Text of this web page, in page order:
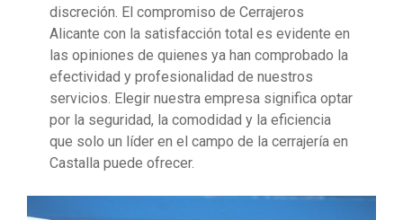
discreción. El compromiso de Cerrajeros
Alicante con la satisfacción total es evidente en
las opiniones de quienes ya han comprobado la
efectividad y profesionalidad de nuestros
servicios. Elegir nuestra empresa significa optar
por la seguridad, la comodidad y la eficiencia
que solo un líder en el campo de la cerrajería en
Castalla puede ofrecer.